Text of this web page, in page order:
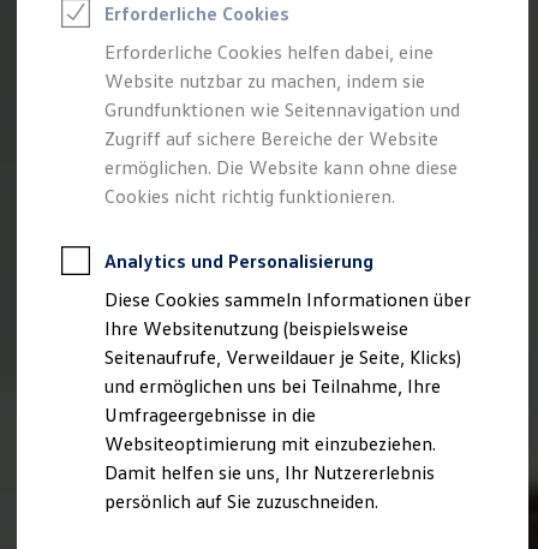
Elektroauto Leasing
Kleinwagen-Leasing
Leasing ohne Anzahlung
Finanzierung
Autokredit mit Schlussrate
Versicherungen und Garantien
Kfz-Versicherung
Restschuldversicherungen
Garantien
Professional Class bei Volkswagen
Behörden
Direktkunden
Sonderfahrzeuge
Anpfiff zum Gewinn
Elektromobilität
Elektroautos
ID. Tutorials
Elektrofahrzeugkonzepte
ID. EVERY1
Reichweite
Erforderliche Cookies
Erforderliche Cookies helfen dabei, eine
Website nutzbar zu machen, indem sie
Grundfunktionen wie Seitennavigation und
Zugriff auf sichere Bereiche der Website
ermöglichen. Die Website kann ohne diese
Cookies nicht richtig funktionieren.
Analytics und Personalisierung
Diese Cookies sammeln Informationen über
Ihre Websitenutzung (beispielsweise
Seitenaufrufe, Verweildauer je Seite, Klicks)
und ermöglichen uns bei Teilnahme, Ihre
Umfrageergebnisse in die
Websiteoptimierung mit einzubeziehen.
Damit helfen sie uns, Ihr Nutzererlebnis
persönlich auf Sie zuzuschneiden.